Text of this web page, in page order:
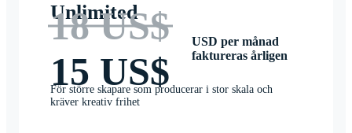
Unlimited
18 US$
15 US$
USD per månad
faktureras årligen
För större skapare som producerar i stor skala och
kräver kreativ frihet